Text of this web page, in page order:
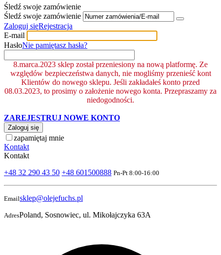
Śledź swoje zamówienie
Śledź swoje zamówienie
Zaloguj sięRejestracja
E-mail
HasłoNie pamiętasz hasła?
8.marca.2023 sklep został przeniesiony na nową platformę. Ze
względów bezpieczeństwa danych, nie mogliśmy przenieść kont
Klientów do nowego sklepu. Jeśli zakładałeś konto przed
08.03.2023, to prosimy o założenie nowego konta. Przepraszamy za
niedogodności.
ZAREJESTRUJ NOWE KONTO
Zaloguj się
zapamiętaj mnie
Kontakt
Kontakt
+48 32 290 43 50 +48 601500888 Pn-Pt 8:00-16:00
Emailsklep@olejefuchs.pl
AdresPoland, Sosnowiec, ul. Mikołajczyka 63A